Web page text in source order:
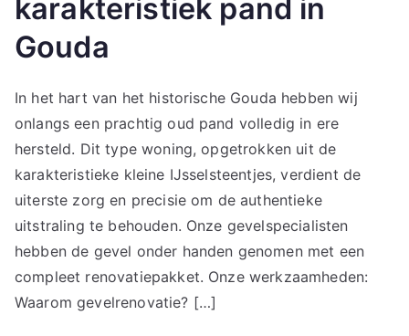
karakteristiek pand in
Gouda
In het hart van het historische Gouda hebben wij
onlangs een prachtig oud pand volledig in ere
hersteld. Dit type woning, opgetrokken uit de
karakteristieke kleine IJsselsteentjes, verdient de
uiterste zorg en precisie om de authentieke
uitstraling te behouden. Onze gevelspecialisten
hebben de gevel onder handen genomen met een
compleet renovatiepakket. Onze werkzaamheden:
Waarom gevelrenovatie? […]